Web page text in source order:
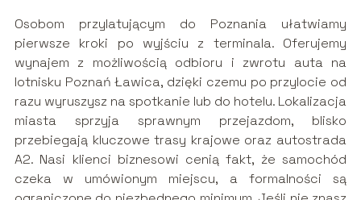
Osobom przylatującym do Poznania ułatwiamy
pierwsze kroki po wyjściu z terminala. Oferujemy
wynajem z możliwością odbioru i zwrotu auta na
lotnisku Poznań Ławica, dzięki czemu po przylocie od
razu wyruszysz na spotkanie lub do hotelu. Lokalizacja
miasta sprzyja sprawnym przejazdom, blisko
przebiegają kluczowe trasy krajowe oraz autostrada
A2. Nasi klienci biznesowi cenią fakt, że samochód
czeka w umówionym miejscu, a formalności są